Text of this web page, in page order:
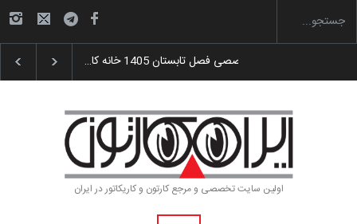
گزارش تصویری آیین اختتامیه و اهدای جوایز سوم…
اولین سایت تخصصی و مرجع کارتون و کاریکاتور در ایران